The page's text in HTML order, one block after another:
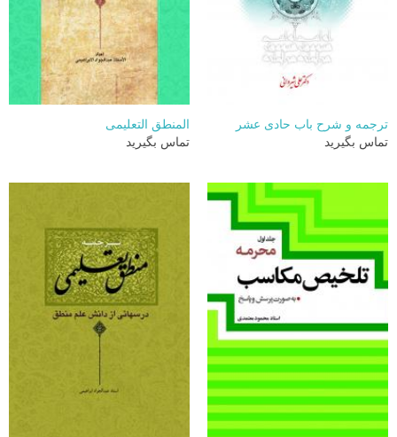
ترجمه و شرح باب حادی عشر
تماس بگیرید
المنطق التعلیمی
تماس بگیرید